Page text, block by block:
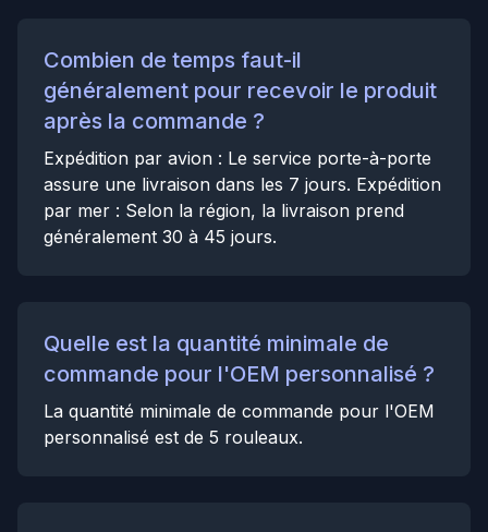
Combien de temps faut-il
généralement pour recevoir le produit
après la commande ?
Expédition par avion : Le service porte-à-porte
assure une livraison dans les 7 jours. Expédition
par mer : Selon la région, la livraison prend
généralement 30 à 45 jours.
Quelle est la quantité minimale de
commande pour l'OEM personnalisé ?
La quantité minimale de commande pour l'OEM
personnalisé est de 5 rouleaux.